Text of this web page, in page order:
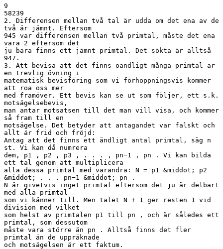
9
58239
2. Differensen mellan två tal är udda om det ena av de
två är jämnt. Eftersom
945 var differensen mellan två primtal, måste det ena
vara 2 eftersom det
ju bara finns ett jämnt primtal. Det sökta är alltså
947.
3. Att bevisa att det finns oändligt många primtal är
en trevlig övning i
matematisk bevisföring som vi förhoppningsvis kommer
att roa oss mer
med framöver. Ett bevis kan se ut som följer, ett s.k.
motsägelsebevis,
man antar motsatsen till det man vill visa, och kommer
så fram till en
motsägelse. Det betyder att antagandet var falskt och
allt är frid och fröjd:
Antag att det finns ett ändligt antal primtal, säg n
st. Vi kan då numrera
dem, p1 , p2 , p3 , . . . , pn−1 , pn . Vi kan bilda
ett tal genom att multiplicera
alla dessa primtal med varandra: N = p1 &middot; p2
&middot; . . . pn−1 &middot; pn .
N är givetvis inget primtal eftersom det ju är delbart
med alla primtal
som vi känner till. Men talet N + 1 ger resten 1 vid
division med vilket
som helst av primtalen p1 till pn , och är således ett
primtal, som dessutom
måste vara större än pn . Alltså finns det fler
primtal än de uppräknade
och motsägelsen är ett faktum.